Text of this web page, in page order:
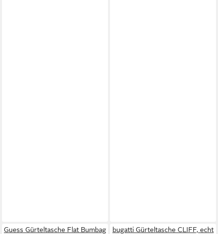
Guess Gürteltasche Flat Bumbag
bugatti Gürteltasche CLIFF, echt